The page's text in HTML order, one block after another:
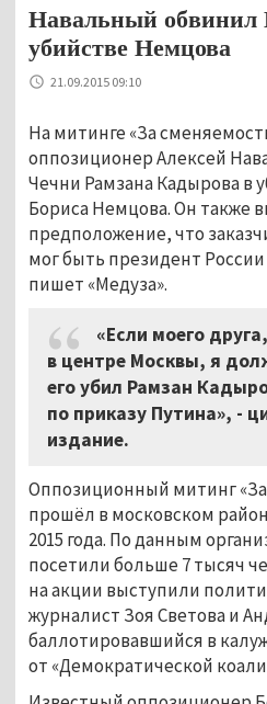
Навальный обвинил
убийстве Немцова
21.09.2015 09:10
На митинге «За
оппозиционер Алексей
Чечни Рамзана Кадырова в
Бориса Немцова. Он также
предположение, что
мог быть президент
пишет «Медуза».
«Если моего
в центре Москвы, я
его убил Рамзан
по приказу Путина», -
издание.
Оппозиционный митинг
прошёл в московском
2015 года. По данным
посетили больше 7 тысяч
на акции выступили
журналист Зоя Светова и
баллотировавшийся в
от «Демократической